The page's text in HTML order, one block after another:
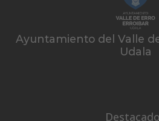
Ayuntamiento del Valle
Udala